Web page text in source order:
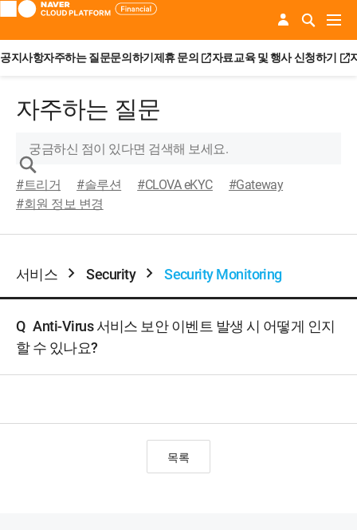
공지사항자주하는 질문문의하기 제휴 문의 자료교육 및 행사 신청하기
자주하는 질문
#트리거 #솔루션 #CLOVA eKYC
#Gateway
#회원 정보 변경
서비스 Security Security Monitoring
Q Anti-Virus 서비스 보안 이벤트 발생 시 어떻게 인지
할 수 있나요?
목록